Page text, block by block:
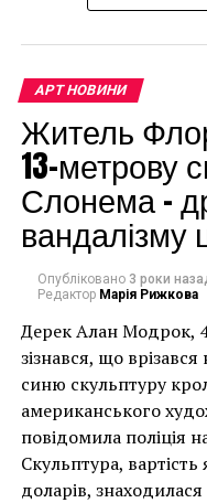
скульптуре
с ним когда-то.
Этими уникальными
бесконечно. Стоит
состоится
Выставка будет
Metropolitan Pavilion.
Чоловік позує під
накинеться на
має ознаки вуличного
Лоустофті на
року. (Фото Джастіна
В інтерв’ю “Таймс”
АРТ НОВИНИ
Житель
13-метрову
Слонема –
вандалізму
Опубліковано 3 роки
Редактор Марія Рижкова
Дерек Алан Модрок,
зізнався, що
синю скульптуру
американського
повідомила поліція
Скульптура,
доларів,